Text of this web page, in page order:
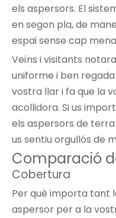
els aspersors. El
en segon pla, de
espai sense cap
Veïns i visitants
uniforme i ben
vostra llar i fa que la
acollidora. Si us
els aspersors de
us sentiu orgullós de
Comparació
Cobertura
Per què importa tant
aspersor per a la